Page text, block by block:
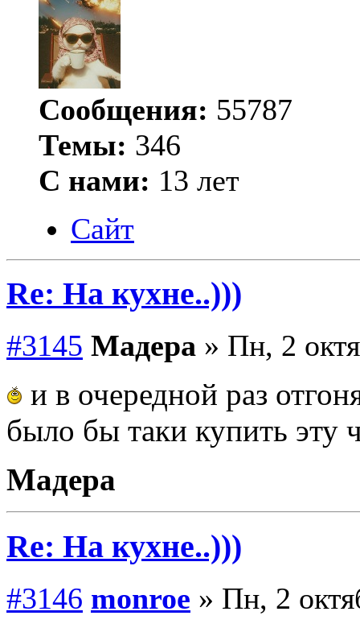
Сообщения: 55787
Темы: 346
С нами: 13 лет
Сайт
Re: На кухне..)))
#3145 Мадера » Пн, 2
и в очередной раз
было бы таки купить эту
Мадера
Re: На кухне..)))
#3146 monroe » Пн, 2